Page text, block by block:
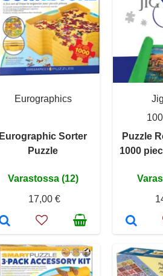
Eurographics
Eurographic Sorter
Puzzle
Varastossa (12)
17,00 €
Puzzle
1000